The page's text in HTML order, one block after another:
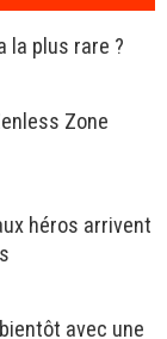
la plus rare ?
Zone
héros arrivent
avec une